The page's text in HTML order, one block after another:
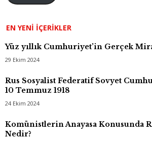
EN YENI İÇERIKLER
Yüz yıllık Cumhuriyet’in Gerçek
29 Ekim 2024
Rus Sosyalist Federatif Sovyet
10 Temmuz 1918
24 Ekim 2024
Komünistlerin Anayasa Konusunda
Nedir?